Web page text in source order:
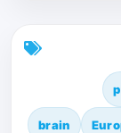
brain